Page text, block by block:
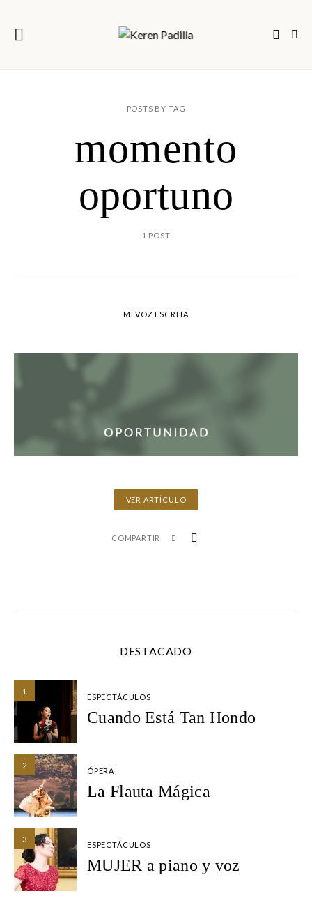
POSTS BY TAG
momento
oportuno
1 POST
MI VOZ ESCRITA
VER ARTÍCULO
COMPARTIR
DESTACADO
1
ESPECTÁCULOS
Cuando Está Tan Hondo
2
ÓPERA
La Flauta Mágica
3
ESPECTÁCULOS
MUJER a piano y voz